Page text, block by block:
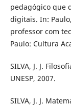
pedagógico que
digitais. In:
professor com
Paulo: Cultura
SILVA, J. J.
UNESP, 2007.
SILVA, J. J.